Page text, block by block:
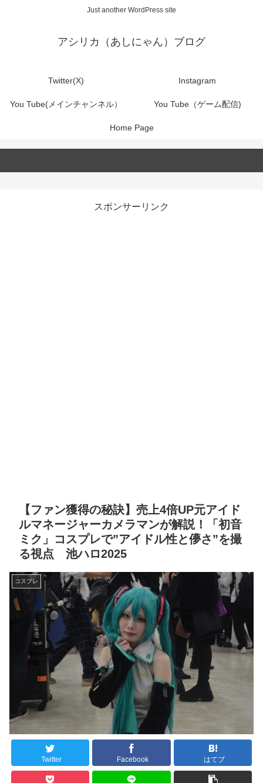
Just another WordPress site
アシリカ（あしにゃん）ブログ
Twitter(X) Instagram
You Tube(メインチャンネル） You Tube（ゲーム配信)
Home Page
スポンサーリンク
【ファン獲得の秘訣】売上4倍UP元アイド
ルマネージャーカメラマンが解説！「初音
ミク」コスプレで”アイドル性と儚さ”を撮
る視点 池ハロ2025
コスプレ
Twitter Facebook はてブ